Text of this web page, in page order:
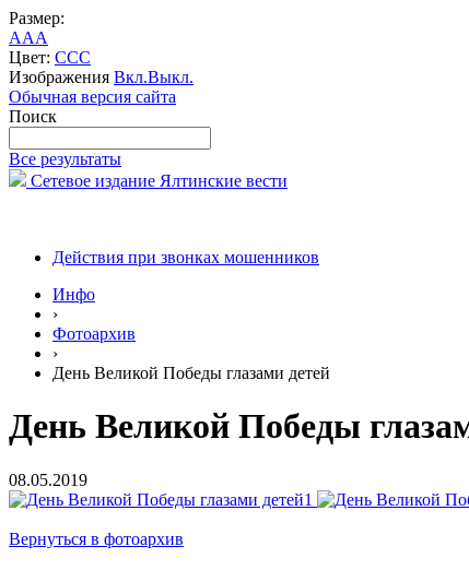
Размер:
AAA
Цвет: CCC
Изображения Вкл.Выкл.
Обычная версия сайта
Поиск
Все результаты
Сетевое издание Ялтинские вести
Действия при звонках мошенников
Инфо
›
Фотоархив
›
День Великой Победы глазами детей
День Великой Победы
08.05.2019
Вернуться в фотоархив